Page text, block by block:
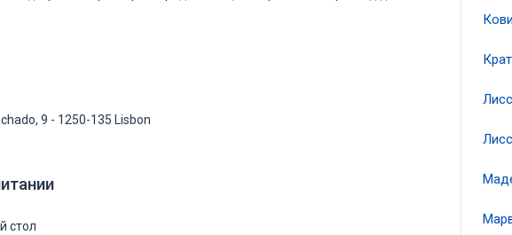
9 - 1250-135 Lisbon
стол